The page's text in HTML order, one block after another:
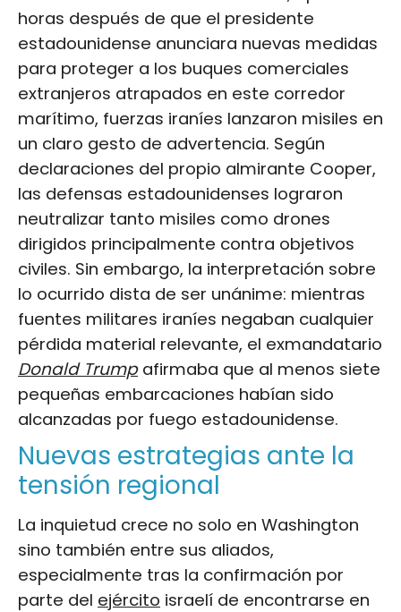
horas después de que el presidente
estadounidense anunciara nuevas medidas
para proteger a los buques comerciales
extranjeros atrapados en este corredor
marítimo, fuerzas iraníes lanzaron misiles en
un claro gesto de advertencia. Según
declaraciones del propio almirante Cooper,
las defensas estadounidenses lograron
neutralizar tanto misiles como drones
dirigidos principalmente contra objetivos
civiles. Sin embargo, la interpretación sobre
lo ocurrido dista de ser unánime: mientras
fuentes militares iraníes negaban cualquier
pérdida material relevante, el exmandatario
Donald Trumpafirmaba que al menos siete
pequeñas embarcaciones habían sido
alcanzadas por fuego estadounidense.
Nuevas estrategias ante la
tensión regional
La inquietud crece no solo en Washington
sino también entre sus aliados,
especialmente tras la confirmación por
parte del ejército israelí de encontrarse en